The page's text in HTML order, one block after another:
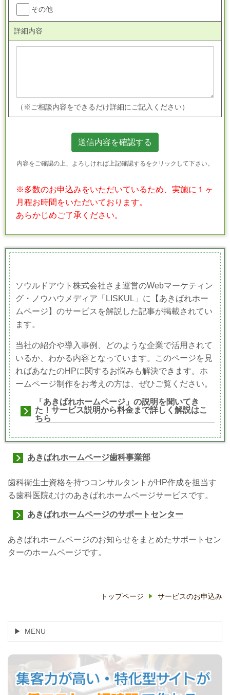
その他
詳細内容
（※ご相談内容をできるだけ詳細にご記入ください）
内容をご確認の上、よろしければ上記確認するをクリックして下さい。
※多数のお申込みをいただいているため、 実施に１ヶ
月程お時間をいただいております。
あらかじめご了承ください。
ソウルドアウト株式会社さま運営のWebマーケティン
グ・ノウハウメディア「LISKUL」に【あきばれホー
ムページ】のサービスを解説した記事が掲載されてい
ます。
当社の紹介や導入事例、どのような企業で活用されて
いるか、わかる内容となっています。このページを見
ればあなたのHPに関するお悩みも解決できます。ホ
ームページ制作をお考えの方は、ぜひご覧ください。
「あきばれホームページ」の説明を聞いてき
た！サービス説明から料金まで詳しく解説はこ
ちら
あきばれホームページ歯科事業部
歯科衛生士資格を持つコンサルタントがHP作成を担当す
る歯科医院むけのあきばれホームページサービスです。
あきばれホームページのサポートセンター
あきばれホームページのお知らせをまとめたサポートセン
ターのホームページです。
トップページ サービスのお申込み
MENU